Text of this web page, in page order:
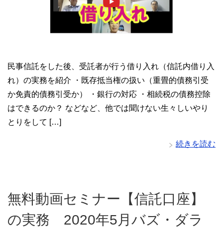
民事信託をした後、受託者が行う借り入れ（信託内借り入
れ）の実務を紹介 ・既存抵当権の扱い（重畳的債務引受
か免責的債務引受か） ・銀行の対応 ・相続税の債務控除
はできるのか？ などなど、他では聞けない生々しいやり
とりをして […]
続きを読む
無料動画セミナー【信託口座】
の実務 2020年5月バズ・ダラ